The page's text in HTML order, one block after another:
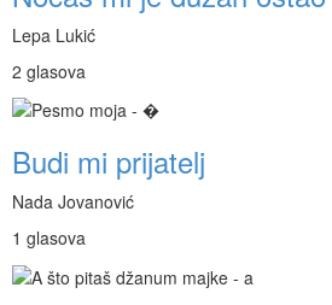
Lepa Lukić
2 glasova
Budi mi prijatelj
Nada Jovanović
1 glasova